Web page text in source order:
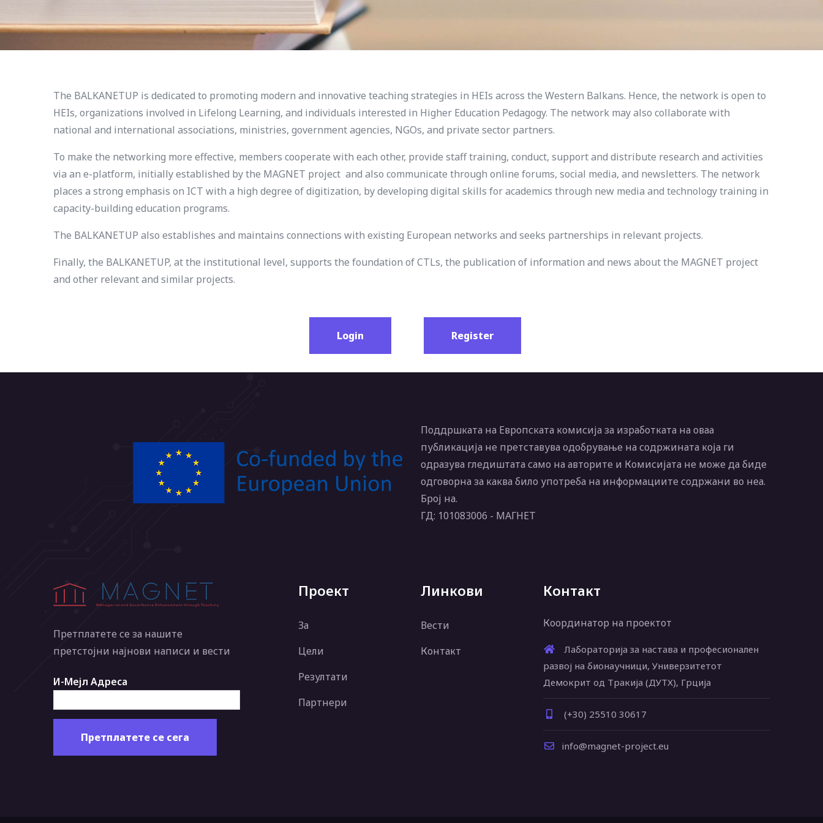
The BALKANETUP is dedicated to promoting modern and innovative teaching strategies in HEIs across the Western Balkans. Hence, the network is open to
HEIs, organizations involved in Lifelong Learning, and individuals interested in Higher Education Pedagogy. The network may also collaborate with
national and international associations, ministries, government agencies, NGOs, and private sector partners.
To make the networking more effective, members cooperate with each other, provide staff training, conduct, support and distribute research and activities
via an e-platform, initially established by the MAGNET project and also communicate through online forums, social media, and newsletters. The network
places a strong emphasis on ICT with a high degree of digitization, by developing digital skills for academics through new media and technology training in
capacity-building education programs.
The BALKANETUP also establishes and maintains connections with existing European networks and seeks partnerships in relevant projects.
Finally, the BALKANETUP, at the institutional level, supports the foundation of CTLs, the publication of information and news about the MAGNET project
and other relevant and similar projects.
Login Register
Поддршката на Европската комисија за изработката на оваа
публикација не претставува одобрување на содржината која ги
одразува гледиштата само на авторите и Комисијата не може да биде
одговорна за каква било употреба на информациите содржани во неа.
Број на.
ГД: 101083006 - МАГНЕТ
Претплатете се за нашите
претстојни најнови написи и вести
И-Мејл Адреса
Проект
За
Цели
Резултати
Партнери
Линкови
Вести
Контакт
Контакт
Координатор на проектот
Лабораторија за настава и професионален
развој на бионаучници, Универзитетот
Демокрит од Тракија (ДУТХ), Грција
(+30) 25510 30617
info@magnet-project.eu